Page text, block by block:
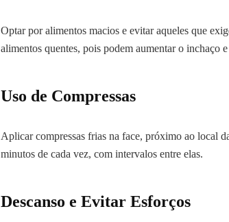
Optar por alimentos macios e evitar aqueles que
alimentos quentes, pois podem aumentar o inchaço
Uso de Compressas
Aplicar compressas frias na face, próximo ao local
minutos de cada vez, com intervalos entre elas.
Descanso e Evitar Esforços